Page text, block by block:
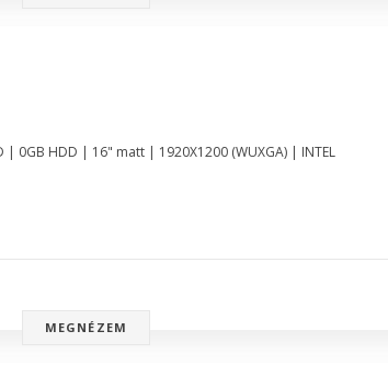
| 0GB HDD | 16" matt | 1920X1200 (WUXGA) | INTEL
MEGNÉZEM